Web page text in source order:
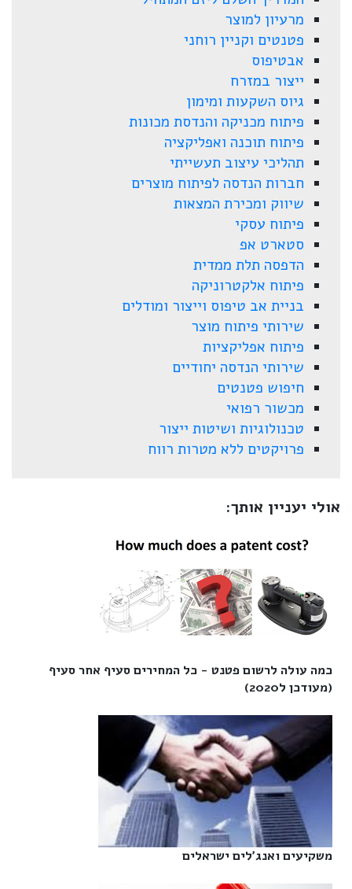
מרעיון למוצר
פטנטים וקניין רוחני
אבטיפוס
ייצור במזרח
גיוס השקעות ומימון
פיתוח מכניקה והנדסת מכונות
פיתוח תוכנה ואפליקציה
תהליכי עיצוב תעשייתי
חברות הנדסה לפיתוח מוצרים
שיווק ומכירת המצאות
פיתוח עסקי
סטארט אפ
הדפסה תלת ממדית
פיתוח אלקטרוניקה
בניית אב טיפוס וייצור ומודלים
שירותי פיתוח מוצר
פיתוח אפליקציות
שירותי הנדסה יחודיים
חיפוש פטנטים
מכשור רפואי
טכנולוגיות ושיטות ייצור
פרויקטים ללא מטרות רווח
אולי יעניין אותך:
כמה עולה לרשום פטנט - כל המחירים סעיף אחר סעיף
(מעודכן ל2020)‎
משקיעים ואנג'לים ישראלים‎